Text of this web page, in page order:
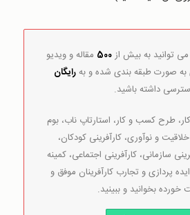
می توانید به بیش از500 مقاله و ویدیو
به صورت طبقه بندی شده و بهرایگان
داشته باشید.
طرح کسب و کار، استارتاپ ناب، بوم
و نوآوری، کارآفرینی کودکان،
سازمانی، کارآفرینی اجتماعی، کمینه
پردازی و تجارب کارآفرینان موفق و
بخوانید و ببینید.